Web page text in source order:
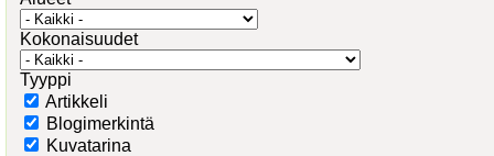
Kokonaisuudet
Tyyppi
Artikkeli
Blogimerkintä
Kuvatarina